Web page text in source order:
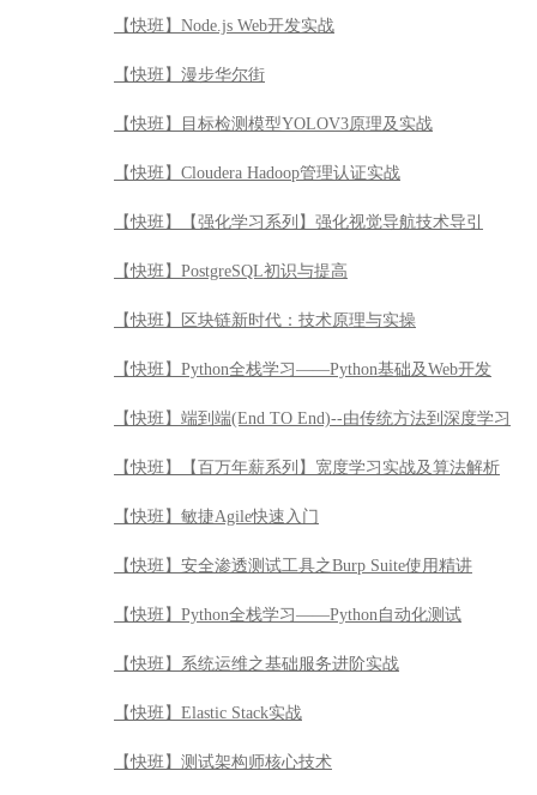
【快班】Node.js Web开发实战
【快班】漫步华尔街
【快班】目标检测模型YOLOV3原理及实战
【快班】Cloudera Hadoop管理认证实战
【快班】【强化学习系列】强化视觉导航技术导引
【快班】PostgreSQL初识与提高
【快班】区块链新时代：技术原理与实操
【快班】Python全栈学习——Python基础及Web开发
【快班】端到端(End TO End)--由传统方法到深度学习
【快班】【百万年薪系列】宽度学习实战及算法解析
【快班】敏捷Agile快速入门
【快班】安全渗透测试工具之Burp Suite使用精讲
【快班】Python全栈学习——Python自动化测试
【快班】系统运维之基础服务进阶实战
【快班】Elastic Stack实战
【快班】测试架构师核心技术